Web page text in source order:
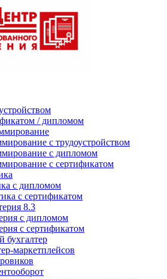
/ дипломом
с трудоустройством
с дипломом
с сертификатом
с дипломом
с сертификатом
8.3
с дипломом
с сертификатом
бухгалтер
маркетплейсов